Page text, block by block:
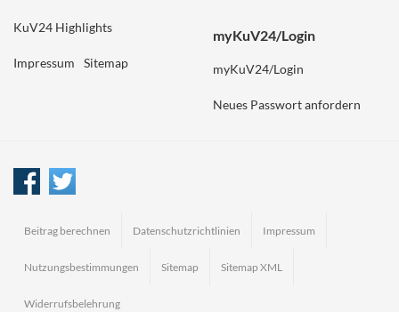
KuV24 Highlights
Impressum Sitemap
myKuV24/Login
myKuV24/Login
Neues Passwort anfordern
Beitrag berechnen Datenschutzrichtlinien Impressum
Nutzungsbestimmungen Sitemap Sitemap XML
Widerrufsbelehrung